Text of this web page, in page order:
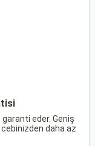
garanti eder. Geniş
daha az